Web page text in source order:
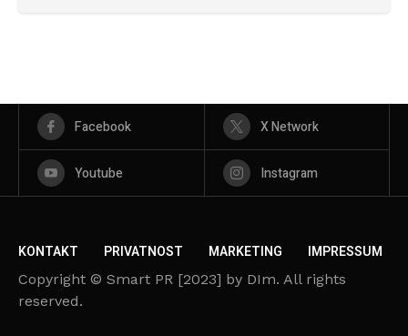
Facebook X Network
Youtube Instagram
KONTAKT PRIVATNOST MARKETING IMPRESSUM
Copyright © Smart PR [2023] by DIm. All rights
reserved.